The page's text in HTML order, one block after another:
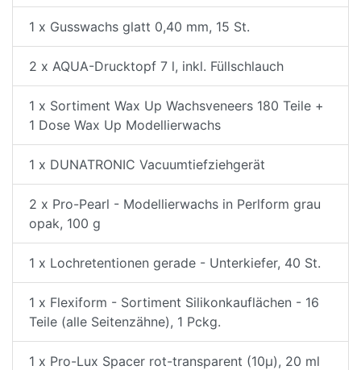
1 x Gusswachs glatt 0,40 mm, 15 St.
2 x AQUA-Drucktopf 7 l, inkl. Füllschlauch
1 x Sortiment Wax Up Wachsveneers 180 Teile +
1 Dose Wax Up Modellierwachs
1 x DUNATRONIC Vacuumtiefziehgerät
2 x Pro-Pearl - Modellierwachs in Perlform grau
opak, 100 g
1 x Lochretentionen gerade - Unterkiefer, 40 St.
1 x Flexiform - Sortiment Silikonkauflächen - 16
Teile (alle Seitenzähne), 1 Pckg.
1 x Pro-Lux Spacer rot-transparent (10µ), 20 ml